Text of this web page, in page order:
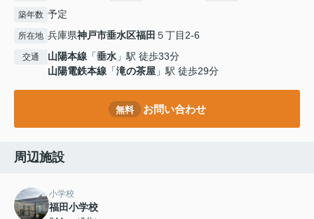
築年数 予定
所在地 兵庫県神戸市垂水区福田 ５丁目2-6
交通 山陽本線 「垂水 」駅 徒歩33分
山陽電鉄本線 「滝の茶屋 」駅 徒歩29分
無料 お問い合わせ
周辺施設
小学校
福田小学校